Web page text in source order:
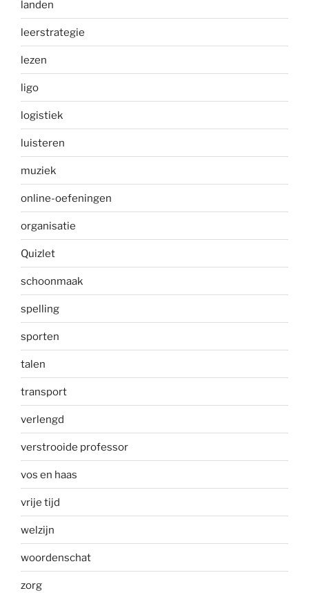
landen
leerstrategie
lezen
ligo
logistiek
luisteren
muziek
online-oefeningen
organisatie
Quizlet
schoonmaak
spelling
sporten
talen
transport
verlengd
verstrooide professor
vos en haas
vrije tijd
welzijn
woordenschat
zorg